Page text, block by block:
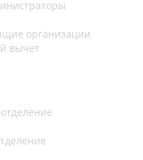
организации
вычет